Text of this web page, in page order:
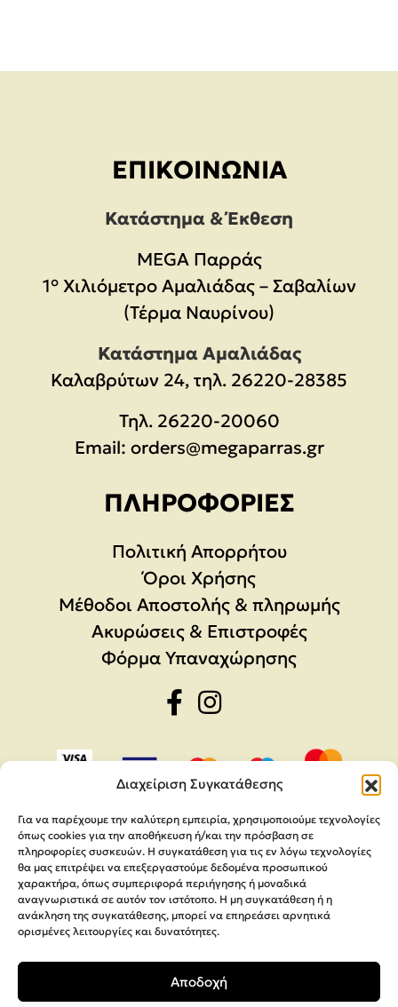
Διαχείριση Συγκατάθεσης
Για να παρέχουμε την καλύτερη εμπειρία, χρησιμοποιούμε τεχνολογίες
όπως cookies για την αποθήκευση ή/και την πρόσβαση σε
πληροφορίες συσκευών. Η συγκατάθεση για τις εν λόγω τεχνολογίες
θα μας επιτρέψει να επεξεργαστούμε δεδομένα προσωπικού
χαρακτήρα, όπως συμπεριφορά περιήγησης ή μοναδικά
αναγνωριστικά σε αυτόν τον ιστότοπο. Η μη συγκατάθεση ή η
ανάκληση της συγκατάθεσης, μπορεί να επηρεάσει αρνητικά
ορισμένες λειτουργίες και δυνατότητες.
Αποδοχή
ΕΠΙΚΟΙΝΩΝΊΑ
Κατάστημα & Έκθεση
MEGA Παρράς
1° Χιλιόμετρο Αμαλιάδας – Σαβαλίων
(Τέρμα Ναυρίνου)
Κατάστημα Αμαλιάδας
Καλαβρύτων 24, τηλ. 26220-28385
Τηλ. 26220-20060
Email: orders@megaparras.gr
ΠΛΗΡΟΦΟΡΊΕΣ
Πολιτική Απορρήτου
Όροι Χρήσης
Μέθοδοι Αποστολής & πληρωμής
Ακυρώσεις & Επιστροφές
Φόρμα Υπαναχώρησης
MEGA Parras
Interactive Net Solutions